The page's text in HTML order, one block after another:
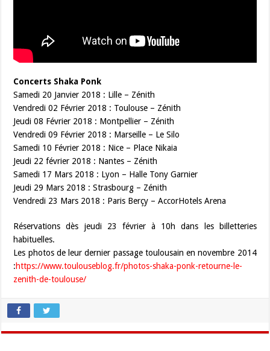
Concerts Shaka Ponk
Samedi 20 Janvier 2018 : Lille – Zénith
Vendredi 02 Février 2018 : Toulouse – Zénith
Jeudi 08 Février 2018 : Montpellier – Zénith
Vendredi 09 Février 2018 : Marseille – Le Silo
Samedi 10 Février 2018 : Nice – Place Nikaia
Jeudi 22 février 2018 : Nantes – Zénith
Samedi 17 Mars 2018 : Lyon – Halle Tony Garnier
Jeudi 29 Mars 2018 : Strasbourg – Zénith
Vendredi 23 Mars 2018 : Paris Berçy – AccorHotels Arena
Réservations dès jeudi 23 février à 10h dans les billetteries
habituelles.
Les photos de leur dernier passage toulousain en novembre 2014
:https://www.toulouseblog.fr/photos-shaka-ponk-retourne-le-
zenith-de-toulouse/